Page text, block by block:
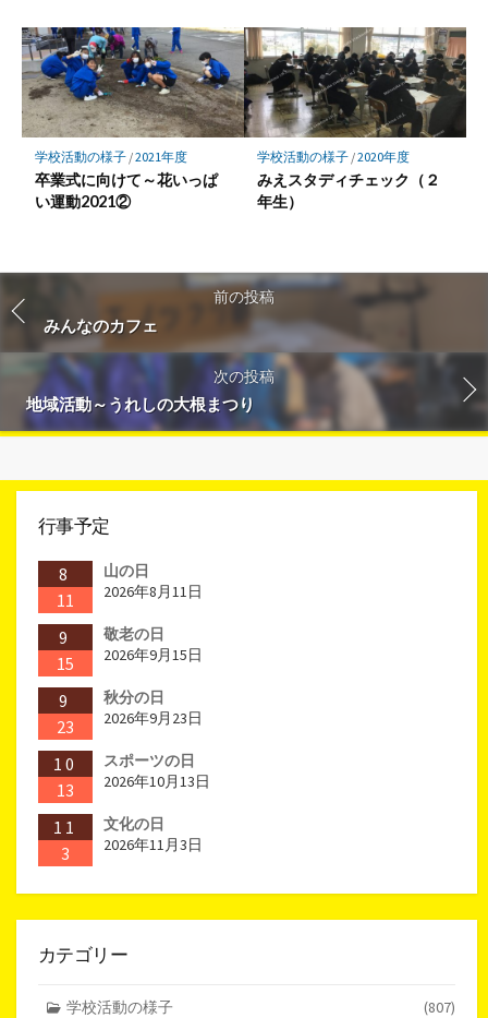
学校活動の様子/2021年度
卒業式に向けて～花いっぱ
い運動2021②
学校活動の様子/2020年度
みえスタディチェック（２
年生）
前の投稿
みんなのカフェ
次の投稿
地域活動～うれしの大根まつり
行事予定
8
11
山の日
2026年8月11日
9
15
敬老の日
2026年9月15日
9
23
秋分の日
2026年9月23日
10
13
スポーツの日
2026年10月13日
11
3
文化の日
2026年11月3日
カテゴリー
学校活動の様子 (807)